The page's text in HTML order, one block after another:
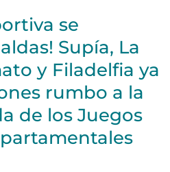
se
Supía, La
y Filadelfia ya
rumbo a la
de los Juegos